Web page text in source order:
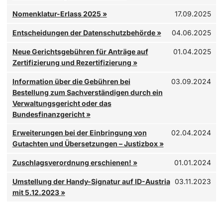
Die Eintragungsfrist endetexakt fünf Jahre nach dem…
Nomenklatur-Erlass 2025 »
Mit demNomenklatur-Erlass des Bundesministeriums für
17.09.2025
Entscheidungen der Datenschutzbehörde»
Die Datenschutzbehörde hat kürzlich Entscheidungen in zwei
04.06.2025
Neue Gerichtsgebühren für Anträge auf
Zertifizierung und Rezertifizierung »
Im Zuge der allgemeinen Erhöhung der Gerichtsgebühren mit
BGBl. II Nr. 51/2025, wurden…
01.04.2025
Information über die Gebühren bei
Bestellung zum Sachverständigen durch ein
Verwaltungsgericht oder das
Bundesfinanzgericht»
Zehn Jahre nach Einrichtung der Verwaltungsgerichtsbarkeit
03.09.2024
Erweiterungen bei der Einbringung von
Gutachten und Übersetzungen – Justizbox»
02.04.2024
Zuschlagsverordnung erschienen! »
Die Verordnung der Bundesministerin für Justiz über die
01.01.2024
Umstellung der Handy-Signatur auf ID-Austria
mit 5.12.2023»
Das Bundesministerium für Justiz hat mitgeteilt, dass mit5.
03.11.2023